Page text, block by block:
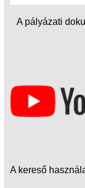
A pályázati
A kereső